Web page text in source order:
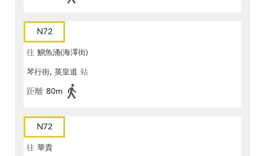
N72
往 鰂魚涌(海澤街)
琴行街, 英皇道 站
距離 80m
N72
往 華貴